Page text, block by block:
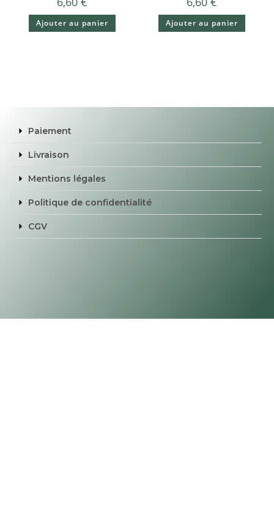
Ajouter au panier Ajouter au panier
Paiement
Livraison
Mentions légales
Politique de confidentialité
CGV